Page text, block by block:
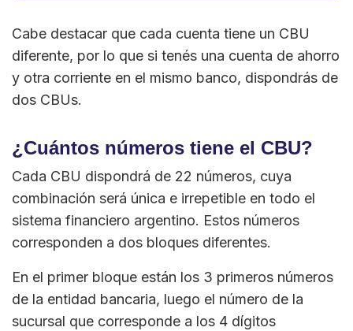
Cabe destacar que cada cuenta tiene un CBU
diferente, por lo que si tenés una cuenta de ahorro
y otra corriente en el mismo banco, dispondrás de
dos CBUs.
¿Cuántos números tiene el CBU?
Cada CBU dispondrá de 22 números, cuya
combinación será única e irrepetible en todo el
sistema financiero argentino. Estos números
corresponden a dos bloques diferentes.
En el primer bloque están los 3 primeros números
de la entidad bancaria, luego el número de la
sucursal que corresponde a los 4 dígitos